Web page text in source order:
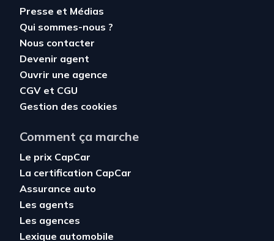
Presse et Médias
Qui sommes-nous ?
Nous contacter
Devenir agent
Ouvrir une agence
CGV et CGU
Gestion des cookies
Comment ça marche
Le prix CapCar
La certification CapCar
Assurance auto
Les agents
Les agences
Lexique automobile